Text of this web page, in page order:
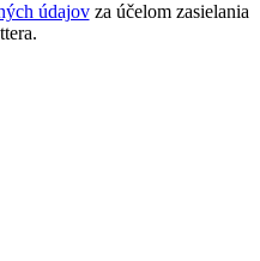
údajovza účelom zasielania